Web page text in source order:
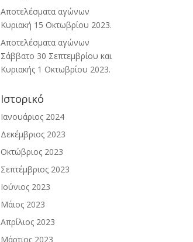
Αποτελέσματα αγώνων
Κυριακή 15 Οκτωβρίου 2023.
Αποτελέσματα αγώνων
Σάββατο 30 Σεπτεμβρίου και
Κυριακής 1 Οκτωβρίου 2023.
Ιστορικό
Ιανουάριος 2024
Δεκέμβριος 2023
Οκτώβριος 2023
Σεπτέμβριος 2023
Ιούνιος 2023
Μάιος 2023
Απρίλιος 2023
Μάρτιος 2023